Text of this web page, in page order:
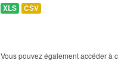
XLS CSV
Vous pouvez également accéder à